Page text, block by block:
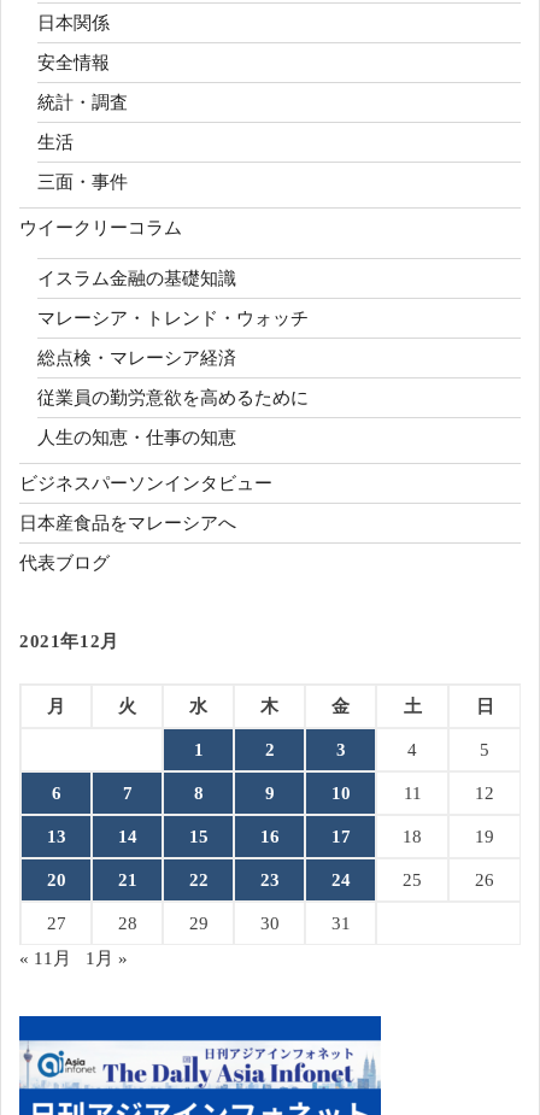
日本関係
安全情報
統計・調査
生活
三面・事件
ウイークリーコラム
イスラム金融の基礎知識
マレーシア・トレンド・ウォッチ
総点検・マレーシア経済
従業員の勤労意欲を高めるために
人生の知恵・仕事の知恵
ビジネスパーソンインタビュー
日本産食品をマレーシアへ
代表ブログ
2021年12月
月 火 水 木 金 土 日
1 2 3 4 5
6 7 8 9 10 11 12
13 14 15 16 17 18 19
20 21 22 23 24 25 26
27 28 29 30
31
« 11月
1月 »